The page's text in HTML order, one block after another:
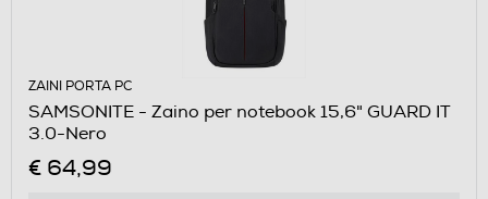
ZAINI PORTA PC
SAMSONITE - Zaino per notebook 15,6" GUARD IT
3.0-Nero
€ 64,99